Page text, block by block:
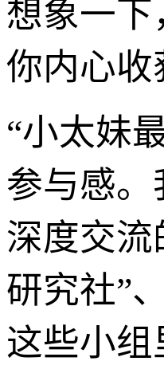
想象一下
你内心收
“小太妹
参与感
深度交
研究社”
这些小